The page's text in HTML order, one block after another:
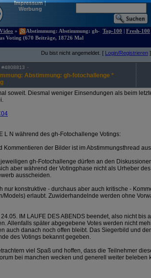
Impressum|
Werbung
»
Abstimmung: Abstimmung: gh-
Voting (670 Beiträge, 18726 Mal
Top-100 | Fresh-100
Du bist nicht angemeldet. [ Login/Registrieren ]
#4808813
Abstimmung: gh-fotochallenge *
soweit. Diesmal weniger Einsendungen als beim
L N während des gh-Fotochallenge Votings:
Kommentieren der Bilder ist im Abstimmungsthread
gh-Fotochallenge dürfen an den
aber während der Votingphase nicht als Urheber
ausscheiden.
nur konstruktive - durchaus aber auch kritische -
Models) erlaubt. Zuwiderhandelnde werden ohne
IM LAUFE DES ABENDS beendet, also nicht bis
Allenfalls später abgegebene Votes werden nicht
auch danach noch offen bleibt. Das Siegerbild und
des Votings bekannt gegeben.
viel Spaß und hoffen, dass die Teilnehmer
bei manchen wecken und generell weiter beleben